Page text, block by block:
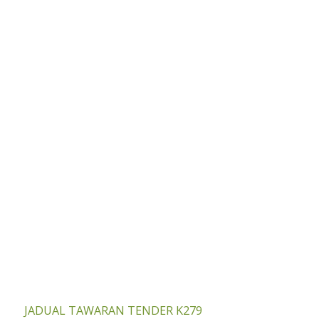
JADUAL TAWARAN TENDER K279